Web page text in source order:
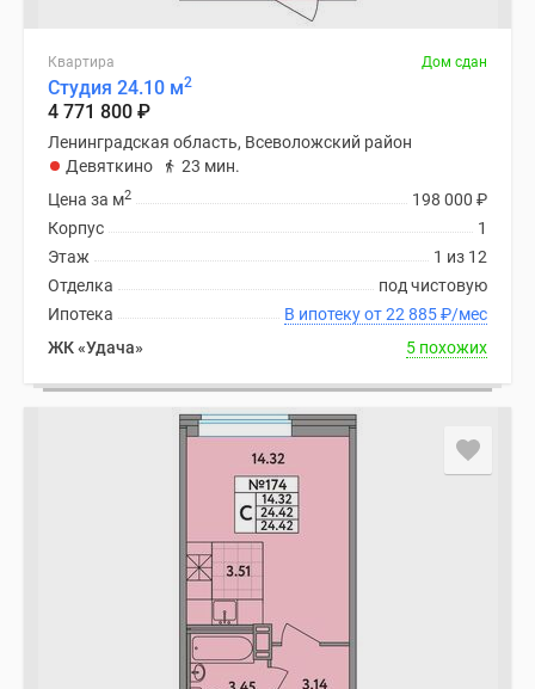
Квартира Дом сдан
Студия 24.10 м2
4 771 800 ₽
Ленинградская область, Всеволожский район
Девяткино
23 мин.
198 000 ₽
Цена за м2
1
Корпус
1 из 12
Этаж
под чистовую
Отделка
В ипотеку от 22 885₽/мес
Ипотека
ЖК «Удача»
5 похожих